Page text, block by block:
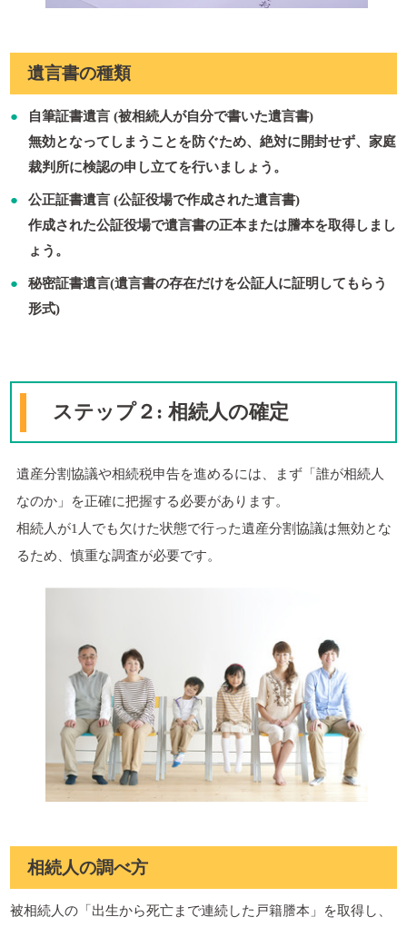
遺言書の種類
自筆証書遺言 (被相続人が自分で書いた遺言書)
無効となってしまうことを防ぐため、絶対に開封せず、家庭
裁判所に検認の申し立てを行いましょう。
公正証書遺言 (公証役場で作成された遺言書)
作成された公証役場で遺言書の正本または謄本を取得しまし
ょう。
秘密証書遺言(遺言書の存在だけを公証人に証明してもらう
形式)
ステップ２: 相続人の確定
遺産分割協議や相続税申告を進めるには、まず「誰が相続人
なのか」を正確に把握する必要があります。
相続人が1人でも欠けた状態で行った遺産分割協議は無効とな
るため、慎重な調査が必要です。
相続人の調べ方
被相続人の「出生から死亡まで連続した戸籍謄本」を取得し、